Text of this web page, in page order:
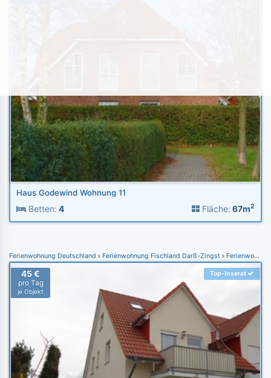
Haus Godewind Wohnung 11
Betten: 4 Fläche: 67m2
Ferienwohnung Deutschland Ferienwohnung Fischland Darß-Zingst Ferienwohnung Zingst
45 €
pro Tag
je Objekt
Top-Inserat